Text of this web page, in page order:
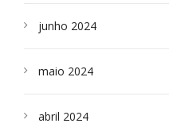
junho 2024
maio 2024
abril 2024